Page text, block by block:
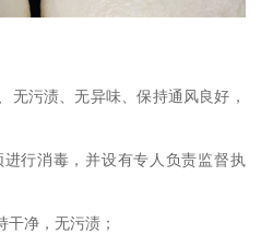
无污渍、无异味、保持通风良好，
行消毒，并设有专人负责监督执
净，无污渍；